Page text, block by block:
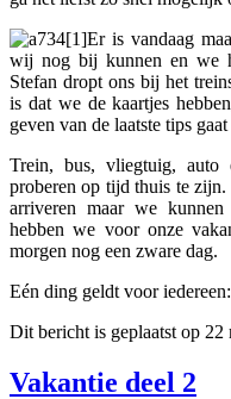
Er is vandaag
wij nog bij kunnen en we
Stefan dropt ons bij het
is dat we de kaartjes
geven van de laatste tips
Trein, bus, vliegtuig, auto
proberen op tijd thuis te
arriveren maar we
hebben we voor onze
morgen nog een zware dag.
Eén ding geldt voor iedereen:
Dit bericht is geplaatst op 22
Vakantie deel 2